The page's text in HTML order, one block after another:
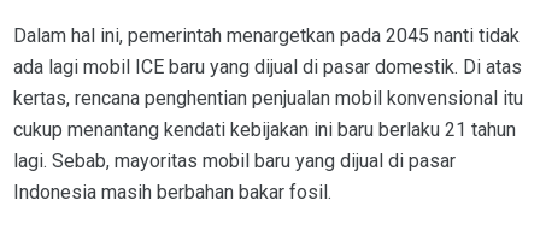
Dalam hal ini, pemerintah menargetkan pada 2045 nanti tidak
ada lagi mobil ICE baru yang dijual di pasar domestik. Di atas
kertas, rencana penghentian penjualan mobil konvensional itu
cukup menantang kendati kebijakan ini baru berlaku 21 tahun
lagi. Sebab, mayoritas mobil baru yang dijual di pasar
Indonesia masih berbahan bakar fosil.